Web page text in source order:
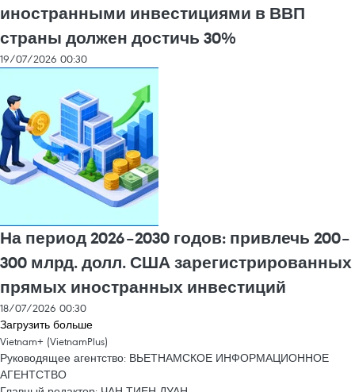
иностранными инвестициями в ВВП
страны должен достичь 30%
19/07/2026 00:30
На период 2026–2030 годов: привлечь 200–
300 млрд. долл. США зарегистрированных
прямых иностранных инвестиций
18/07/2026 00:30
Загрузить больше
Vietnam+ (VietnamPlus)
Руководящее агентство: ВЬЕТНАМСКОЕ ИНФОРМАЦИОННОЕ
АГЕНТСТВО